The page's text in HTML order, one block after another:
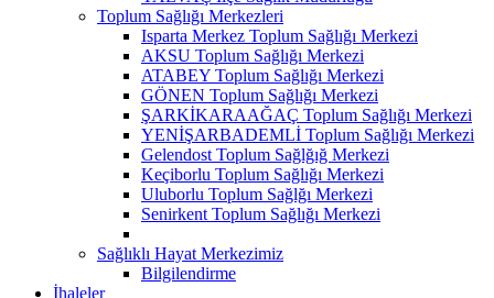
Toplum Sağlığı Merkezleri
Isparta Merkez Toplum Sağlığı Merkezi
AKSU Toplum Sağlığı Merkezi
ATABEY Toplum Sağlığı Merkezi
GÖNEN Toplum Sağlığı Merkezi
ŞARKİKARAAĞAÇ Toplum Sağlığı Merkezi
YENİŞARBADEMLİ Toplum Sağlığı Merkezi
Gelendost Toplum Sağlğığ Merkezi
Keçiborlu Toplum Sağlığı Merkezi
Uluborlu Toplum Sağlğı Merkezi
Senirkent Toplum Sağlığı Merkezi
Sağlıklı Hayat Merkezimiz
Bilgilendirme
İhaleler